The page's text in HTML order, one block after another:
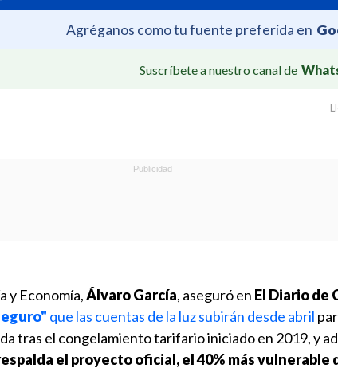
Agréganos como tu fuente preferida en
Suscríbete a nuestro canal de
y Economía,Álvaro García, aseguró en El Diario de
que las cuentas de la luz subirán desde abril
tras el congelamiento tarifario iniciado en 2019, y
el proyecto oficial, el 40% más vulnerable